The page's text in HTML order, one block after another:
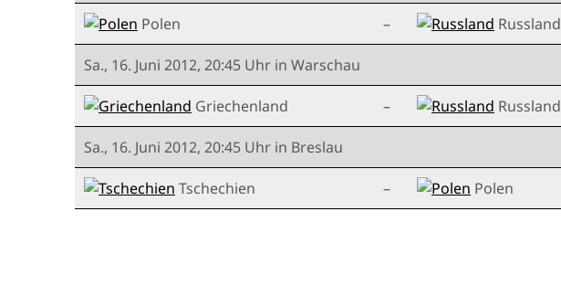
Polen – Russland
Sa., 16. Juni 2012, 20:45 Uhr in Warschau
Griechenland – Russland
Sa., 16. Juni 2012, 20:45 Uhr in Breslau
Tschechien – Polen